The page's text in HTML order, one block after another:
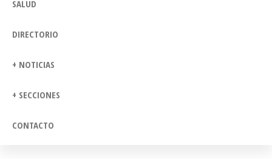
SALUD
DIRECTORIO
+ NOTICIAS
+ SECCIONES
CONTACTO